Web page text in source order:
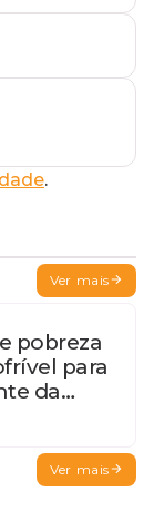
.
Ver mais
pobreza
para
da
Quinto
Ver mais